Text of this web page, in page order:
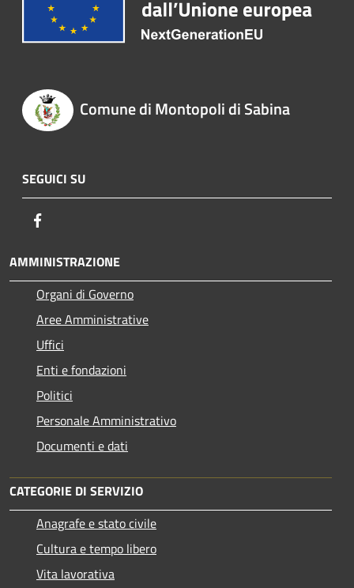
Comune di Montopoli di Sabina
SEGUICI SU
AMMINISTRAZIONE
Organi di Governo
Aree Amministrative
Uffici
Enti e fondazioni
Politici
Personale Amministrativo
Documenti e dati
CATEGORIE DI SERVIZIO
Anagrafe e stato civile
Cultura e tempo libero
Vita lavorativa